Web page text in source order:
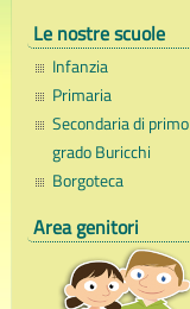
Le nostre scuole
Infanzia
Primaria
Secondaria di primo
grado Buricchi
Borgoteca
Area genitori